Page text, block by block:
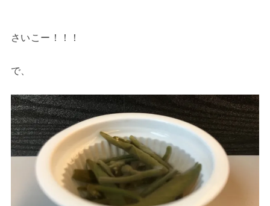
さいこー！！！
で、